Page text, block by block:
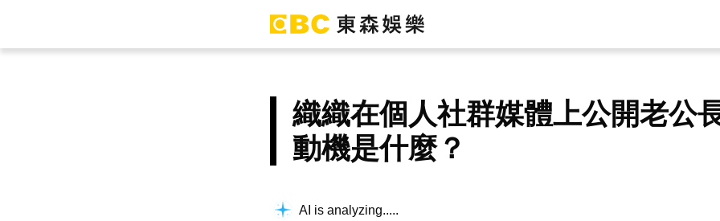
織織在個人社群媒體上公開老公
動機是什麼？
Building context...